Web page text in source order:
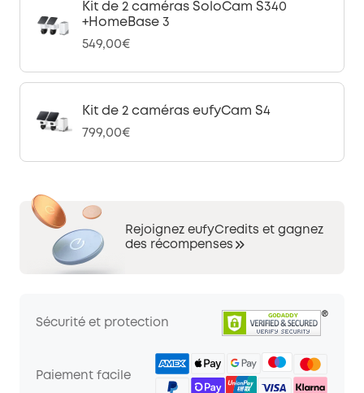
Kit de 2 caméras SoloCam S340
+HomeBase 3
549,00€
Kit de 2 caméras eufyCam S4
799,00€
Rejoignez eufyCredits et gagnez
des récompenses
Sécurité et protection
Paiement facile